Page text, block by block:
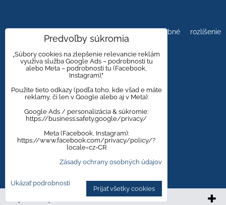
Farebnosť obrázkov tiež ovplyvňuje farebné rozlíšenie
zobrazovacej jednotky.
Obklady a dlažby s kameninovým, mramorovým,
dreveným dizajnom majú viacero kresieb,
aby bola zachovaná čo najväčšia autentickosť
prírodného materiálu.
Zmena cien vyhradená.
BiznisWeb.sk
Predvoľby súkromia
„Súbory cookies na zlepšenie relevancie reklám
využíva služba Google Ads – podrobnosti tu
alebo Meta – podrobnosti tu (Facebook,
Instagram)."
Použite tieto odkazy (podľa toho, kde všad e máte
reklamy, či len v Google alebo aj v Meta):
Google Ads / personalizácia & súkromie:
https://business.safety.google/privacy/
Meta (Facebook, Instagram):
https://www.facebook.com/privacy/policy/?
locale=cz-CR
Zásady ochrany osobných údajov
Ukázať podrobnosti
Prijať všetky cookies